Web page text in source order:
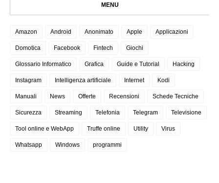
MENU
Amazon Android Anonimato Apple Applicazioni
Domotica Facebook Fintech Giochi
Glossario Informatico Grafica Guide e Tutorial Hacking
Instagram Intelligenza artificiale Internet Kodi
Manuali News Offerte Recensioni Schede Tecniche
Sicurezza Streaming Telefonia Telegram Televisione
Tool online e WebApp Truffe online Utility Virus
Whatsapp Windows programmi